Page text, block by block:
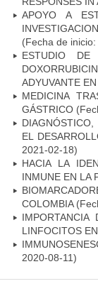
APOYO A
(Fecha de
ESTUDIO DE
ADYUVANTE
MEDICINA
GÁSTRICO
EL
2021-02-18)
HACIA LA
INMUNE EN LA
COLOMBIA
LINFOCITOS
2020-08-11)